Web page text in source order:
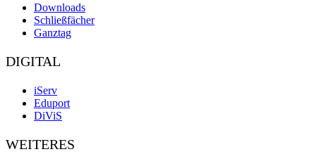
Downloads
Schließfächer
Ganztag
DIGITAL
iServ
Eduport
DiViS
WEITERES